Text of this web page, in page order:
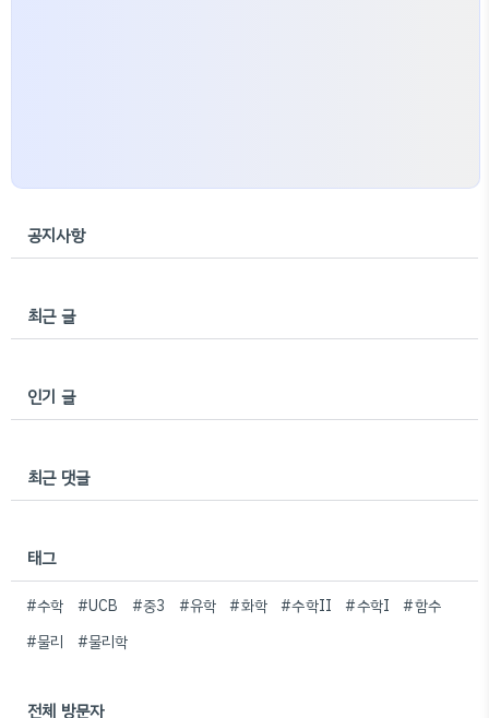
공지사항
최근 글
인기 글
최근 댓글
태그
#수학 #UCB #중3 #유학 #화학 #수학II #수학I
#함수
#물리
#물리학
전체 방문자